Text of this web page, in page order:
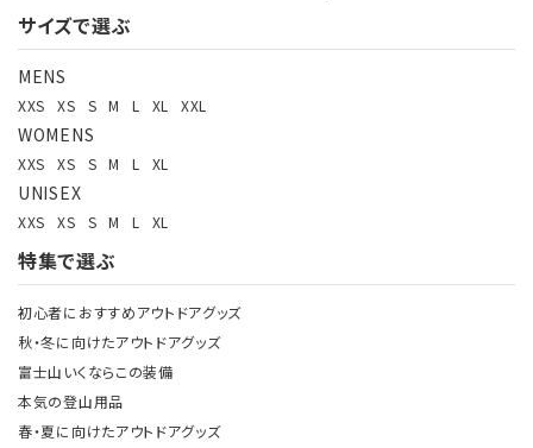
サイズで選ぶ
MENS
XXS XS S M L XL XXL
WOMENS
XXS XS S M L XL
UNISEX
XXS XS S M L XL
特集で選ぶ
初心者におすすめアウトドアグッズ
秋・冬に向けたアウトドアグッズ
富士山いくならこの装備
本気の登山用品
春・夏に向けたアウトドアグッズ